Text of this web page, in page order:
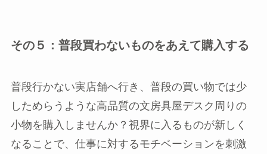
その５：普段買わないものをあえて購入する
普段行かない実店舗へ行き、普段の買い物では少
しためらうような高品質の文房具屋デスク周りの
小物を購入しませんか？視界に入るものが新しく
なることで、仕事に対するモチベーションを刺激